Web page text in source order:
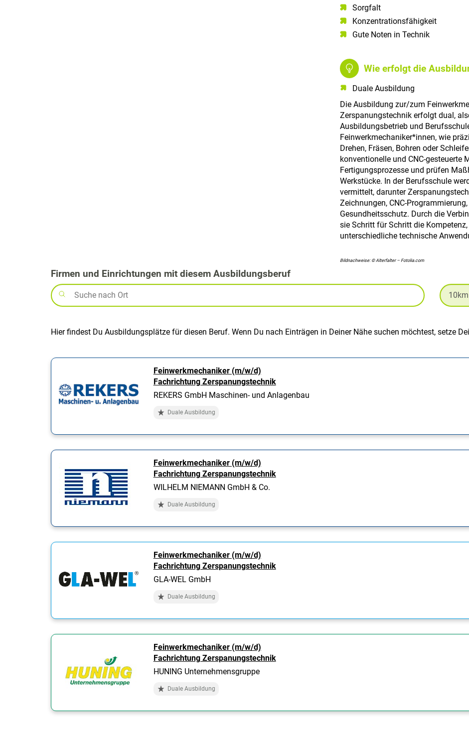
Sorgfalt​
Konzentrationsfähigkeit​
Gute Noten in Technik​
Wie erfolgt die
Duale Ausbildung
Die Ausbildung zur/zum
Zerspanungstechnik erfolgt dual,
Ausbildungsbetrieb und
Feinwerkmechaniker*innen, wie
Drehen, Fräsen, Bohren oder
konventionelle und CNC-gesteuerte
Fertigungsprozesse und prüfen
Werkstücke. In der Berufsschule
vermittelt, darunter
Zeichnungen, CNC-
Gesundheitsschutz. Durch die
sie Schritt für Schritt die
unterschiedliche technische
Bildnachweise: © Alterfalter – Fotolia.com
Firmen und Einrichtungen mit diesem Ausbildungsberuf
Hier findest Du Ausbildungsplätze für diesen Beruf. Wenn Du nach Einträgen in Deiner Nähe suchen möchtest, setze
Feinwerkmechaniker (m/w/d)
Fachrichtung Zerspanungstechnik
REKERS GmbH Maschinen- und Anlagenbau
Duale Ausbildung
Feinwerkmechaniker (m/w/d)
Fachrichtung Zerspanungstechnik
WILHELM NIEMANN GmbH & Co.
Duale Ausbildung
Feinwerkmechaniker (m/w/d)
Fachrichtung Zerspanungstechnik
GLA-WEL GmbH
Duale Ausbildung
Feinwerkmechaniker (m/w/d)
Fachrichtung Zerspanungstechnik
HUNING Unternehmensgruppe
Duale Ausbildung